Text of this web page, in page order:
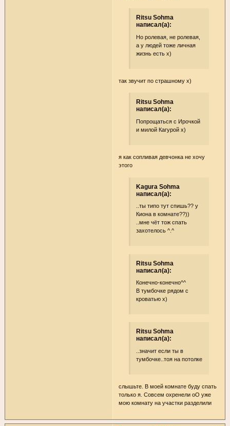
Ritsu Sohma
написал(а):
Но ролевая, не ролевая,
а у людей тоже личная
жизнь есть х)
так звучит по страшному х)
Ritsu Sohma
написал(а):
Попрощаться с Ирочкой
и милой Кагурой х)
я как сопливая девчонка не хочу
этого
Kagura Sohma
написал(а):
..ты типо тут спишь?? у
Киона в комнате??))
..мне чёт тож спать
захотелось ^.^
Ritsu Sohma
написал(а):
Конечно-конечно^^
В тумбочке рядом с
кроватью х)
Ritsu Sohma
написал(а):
..значит если ты в
тумбочке..тоя на потолке
слышьте. В моей комнате буду спать
только я. Совсем охренели оО уже
мою комнату на участки разделили